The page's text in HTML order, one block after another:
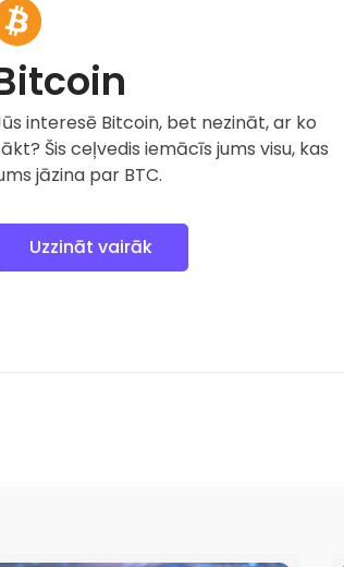
interesē Bitcoin, bet nezināt, ar ko
Šis ceļvedis iemācīs jums visu, kas
jāzina par BTC.
Uzzināt vairāk